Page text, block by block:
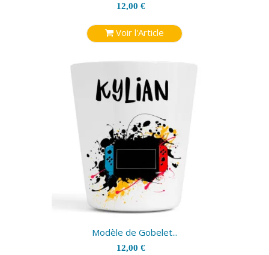
12,00 €
Voir l'Article
Modèle de Gobelet...
12,00 €